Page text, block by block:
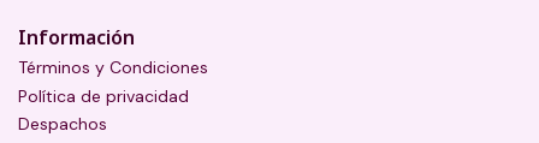
Información
Términos y Condiciones
Política de privacidad
Despachos